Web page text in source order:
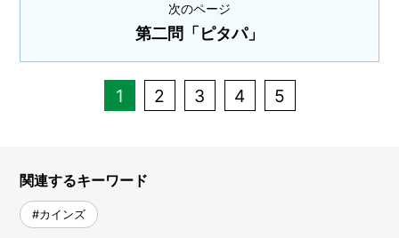
次のページ
第二問「ピタパ」
1 2 3 4 5
関連するキーワード
#カインズ